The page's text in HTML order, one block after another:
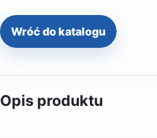
Wróć do katalogu
Opis produktu